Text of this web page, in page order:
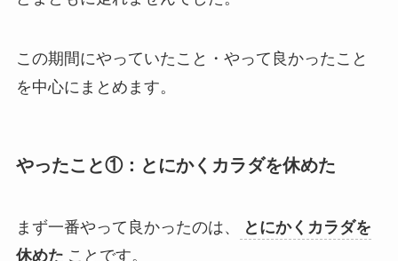
この期間にやっていたこと・やって良かったこと
を中心にまとめます。
やったこと①：とにかくカラダを休めた
まず一番やって良かったのは、
とにかくカラダを
休めた
ことです。